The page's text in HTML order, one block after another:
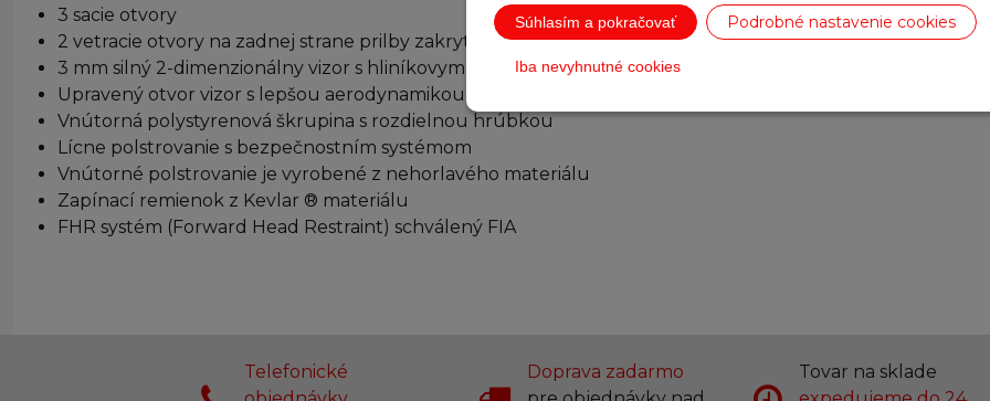
Súhlasím a pokračovať Podrobné nastavenie cookies
Iba nevyhnutné cookies
3 sacie otvory
2 vetracie otvory na zadnej strane prilby zakryté spoilermi.
3 mm silný 2-dimenzionálny vizor s hliníkovym zámkom z F1 predpripraveným na používanie strhávacćh
Upravený otvor vizor s lepšou aerodynamikou a väčším periferním výhladom
Vnútorná polystyrenová škrupina s rozdielnou hrúbkou
Lícne polstrovanie s bezpečnostním systémom
Vnútorné polstrovanie je vyrobené z nehorlavého materiálu
Zapínací remienok z Kevlar ® materiálu
FHR systém (Forward Head Restraint) schválený FIA
Telefonické
Doprava zadarmo
Tovar na sklade